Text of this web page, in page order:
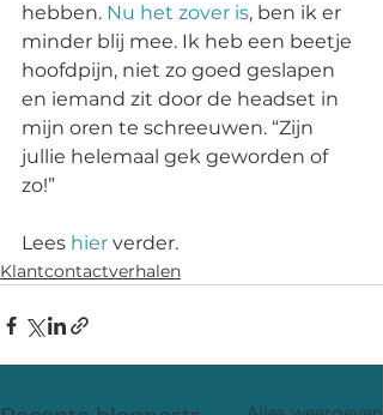
hebben. Nu het zover is, ben ik er
minder blij mee. Ik heb een beetje
hoofdpijn, niet zo goed geslapen
en iemand zit door de headset in
mijn oren te schreeuwen. “Zijn
jullie helemaal gek geworden of
zo!”
Lees hier verder.
Klantcontactverhalen